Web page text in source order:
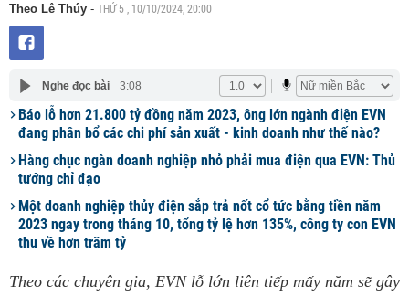
Theo Lê Thúy - THỨ 5 , 10/10/2024, 20:00
Nghe đọc bài 3:08
Báo lỗ hơn 21.800 tỷ đồng năm 2023, ông lớn ngành điện EVN
đang phân bổ các chi phí sản xuất - kinh doanh như thế nào?
Hàng chục ngàn doanh nghiệp nhỏ phải mua điện qua EVN: Thủ
tướng chỉ đạo
Một doanh nghiệp thủy điện sắp trả nốt cổ tức bằng tiền năm
2023 ngay trong tháng 10, tổng tỷ lệ hơn 135%, công ty con EVN
thu về hơn trăm tỷ
Theo các chuyên gia, EVN lỗ lớn liên tiếp mấy năm sẽ gây